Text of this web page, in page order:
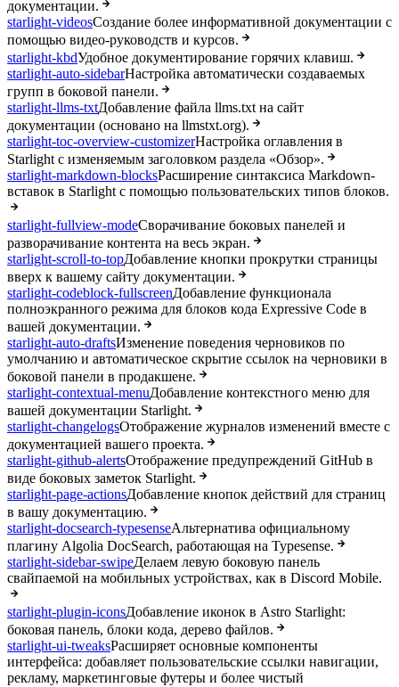
документации.
starlight-videosСоздание более информативной документации с
помощью видео-руководств и курсов.
starlight-kbdУдобное документирование горячих клавиш.
starlight-auto-sidebarНастройка автоматически создаваемых
групп в боковой панели.
starlight-llms-txtДобавление файла llms.txt на сайт
документации (основано на llmstxt.org).
starlight-toc-overview-customizerНастройка оглавления в
Starlight с изменяемым заголовком раздела «Обзор».
starlight-markdown-blocksРасширение синтаксиса Markdown-
вставок в Starlight с помощью пользовательских типов блоков.
starlight-fullview-modeСворачивание боковых панелей и
разворачивание контента на весь экран.
starlight-scroll-to-topДобавление кнопки прокрутки страницы
вверх к вашему сайту документации.
starlight-codeblock-fullscreenДобавление функционала
полноэкранного режима для блоков кода Expressive Code в
вашей документации.
starlight-auto-draftsИзменение поведения черновиков по
умолчанию и автоматическое скрытие ссылок на черновики в
боковой панели в продакшене.
starlight-contextual-menuДобавление контекстного меню для
вашей документации Starlight.
starlight-changelogsОтображение журналов изменений вместе с
документацией вашего проекта.
starlight-github-alertsОтображение предупреждений GitHub в
виде боковых заметок Starlight.
starlight-page-actionsДобавление кнопок действий для страниц
в вашу документацию.
starlight-docsearch-typesenseАльтернатива официальному
плагину Algolia DocSearch, работающая на Typesense.
starlight-sidebar-swipeДелаем левую боковую панель
свайпаемой на мобильных устройствах, как в Discord Mobile.
starlight-plugin-iconsДобавление иконок в Astro Starlight:
боковая панель, блоки кода, дерево файлов.
starlight-ui-tweaksРасширяет основные компоненты
интерфейса: добавляет пользовательские ссылки навигации,
рекламу, маркетинговые футеры и более чистый